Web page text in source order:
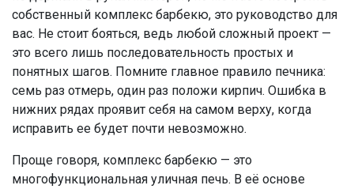
собственный комплекс барбекю, это руководство для
вас. Не стоит бояться, ведь любой сложный проект —
это всего лишь последовательность простых и
понятных шагов. Помните главное правило печника:
семь раз отмерь, один раз положи кирпич. Ошибка в
нижних рядах проявит себя на самом верху, когда
исправить ее будет почти невозможно.
Проще говоря, комплекс барбекю — это
многофункциональная уличная печь. В её основе